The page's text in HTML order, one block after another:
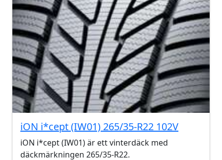
iON i*cept (IW01) 265/35-R22 102V
iON i*cept (IW01) är ett vinterdäck med
däckmärkningen 265/35-R22.